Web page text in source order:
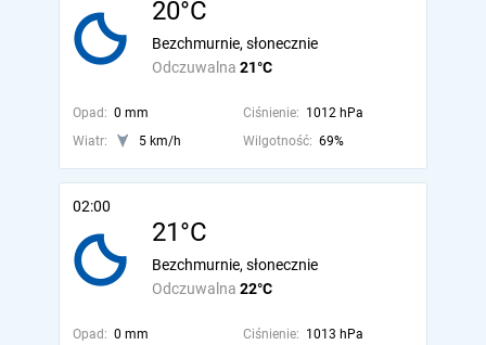
20°C
Odczuwalna 21°C
Bezchmurnie, słonecznie
Opad: 0 mm Ciśnienie: 1012 hPa
Wiatr:
5 km/h Wilgotność: 69%
02:00
21°C
Odczuwalna 22°C
Bezchmurnie, słonecznie
Opad: 0 mm Ciśnienie: 1013 hPa